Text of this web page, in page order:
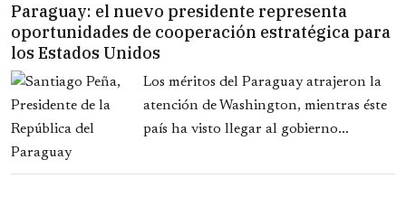
Paraguay: el nuevo presidente representa
oportunidades de cooperación estratégica para
los Estados Unidos
Los méritos del Paraguay atrajeron la
atención de Washington, mientras éste
país ha visto llegar al gobierno...